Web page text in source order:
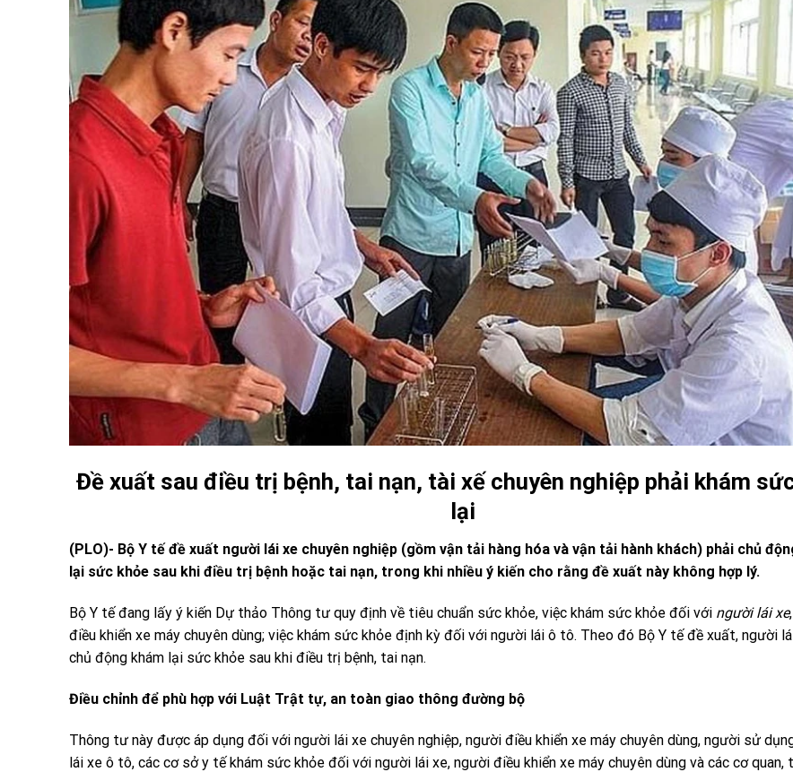
Đề xuất sau điều trị bệnh, tai nạn, tài xế chuyên nghiệp phải khám
lại
(PLO)- Bộ Y tế đề xuất người lái xe chuyên nghiệp (gồm vận tải hàng hóa và vận tải hành khách) phải chủ
lại sức khỏe sau khi điều trị bệnh hoặc tai nạn, trong khi nhiều ý kiến cho rằng đề xuất này không hợp lý.
Bộ Y tế đang lấy ý kiến Dự thảo Thông tư quy định về tiêu chuẩn sức khỏe, việc khám sức khỏe đối với người lái xe
điều khiển xe máy chuyên dùng; việc khám sức khỏe định kỳ đối với người lái ô tô. Theo đó Bộ Y tế đề xuất, người
chủ động khám lại sức khỏe sau khi điều trị bệnh, tai nạn.
Điều chỉnh để phù hợp với Luật Trật tự, an toàn giao thông đường bộ
Thông tư này được áp dụng đối với người lái xe chuyên nghiệp, người điều khiển xe máy chuyên dùng, người sử
lái xe ô tô, các cơ sở y tế khám sức khỏe đối với người lái xe, người điều khiển xe máy chuyên dùng và các cơ quan,